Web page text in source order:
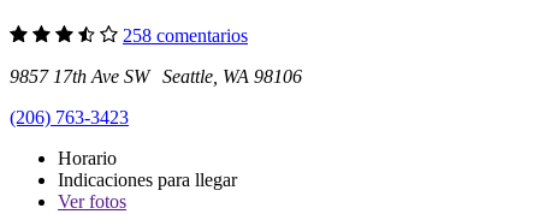
258 comentarios
9857 17th Ave SW Seattle, WA 98106
(206) 763-3423
Horario
Indicaciones para llegar
Verfotos